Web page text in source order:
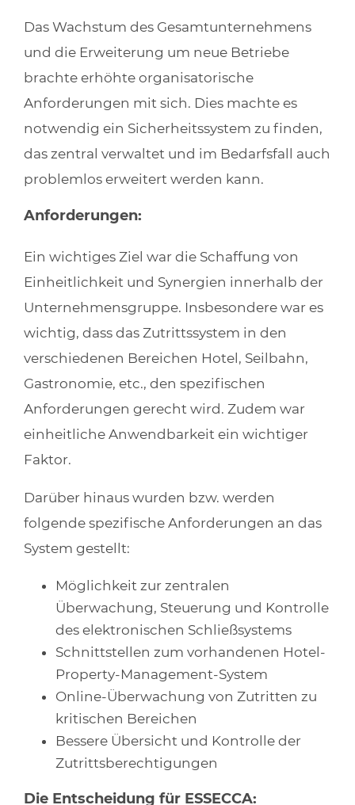
Das Wachstum des Gesamtunternehmens
und die Erweiterung um neue Betriebe
brachte erhöhte organisatorische
Anforderungen mit sich. Dies machte es
notwendig ein Sicherheitssystem zu finden,
das zentral verwaltet und im Bedarfsfall auch
problemlos erweitert werden kann.
Anforderungen:
Ein wichtiges Ziel war die Schaffung von
Einheitlichkeit und Synergien innerhalb der
Unternehmensgruppe. Insbesondere war es
wichtig, dass das Zutrittssystem in den
verschiedenen Bereichen Hotel, Seilbahn,
Gastronomie, etc., den spezifischen
Anforderungen gerecht wird. Zudem war
einheitliche Anwendbarkeit ein wichtiger
Faktor.
Darüber hinaus wurden bzw. werden
folgende spezifische Anforderungen an das
System gestellt:
Möglichkeit zur zentralen
Überwachung, Steuerung und Kontrolle
des elektronischen Schließsystems
Schnittstellen zum vorhandenen Hotel-
Property-Management-System
Online-Überwachung von Zutritten zu
kritischen Bereichen
Bessere Übersicht und Kontrolle der
Zutrittsberechtigungen
Die Entscheidung für ESSECCA: